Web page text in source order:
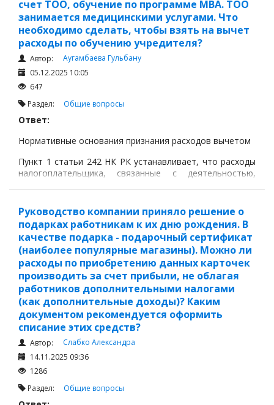
счет ТОО, обучение по программе MBA. ТОО
занимается медицинскими услугами. Что
необходимо сделать, чтобы взять на вычет
расходы по обучению учредителя?
Автор:
Аугамбаева Гульбану
05.12.2025 10:05
647
Раздел: Общие вопросы
Ответ:
Нормативные основания признания расходов вычетом
Пункт 1 статьи 242 НК РК устанавливает, что расходы
налогоплательщика, связанные с деятельностью,
экономически обоснованы;
документально подтверждены;
непосредственно связаны с деятельностью
налогоплательщика.
Руководство компании приняло решение о
подарках работникам к их дню рождения. В
качестве подарка - подарочный сертификат
(наиболее популярные магазины). Можно ли
расходы по приобретению данных карточек
производить за счет прибыли, не облагая
работников дополнительными налогами
(как дополнительные доходы)? Каким
документом рекомендуется оформить
списание этих средств?
Автор:
Слабко Александра
14.11.2025 09:36
1286
Раздел: Общие вопросы